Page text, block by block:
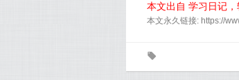
本文出自 学习日记，
本文永久链接: https://
0